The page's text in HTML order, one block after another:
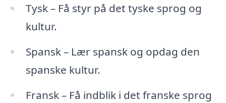
Tysk – Få styr på det tyske sprog og
kultur.
Spansk – Lær spansk og opdag den
spanske kultur.
Fransk – Få indblik i det franske sprog